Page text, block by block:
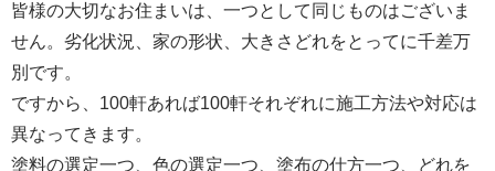
皆様の大切なお住まいは、一つとして同じものはございま
せん。劣化状況、家の形状、大きさどれをとってに千差万
別です。
ですから、100軒あれば100軒それぞれに施工方法や対応は
異なってきます。
塗料の選定一つ、色の選定一つ、塗布の仕方一つ、どれを